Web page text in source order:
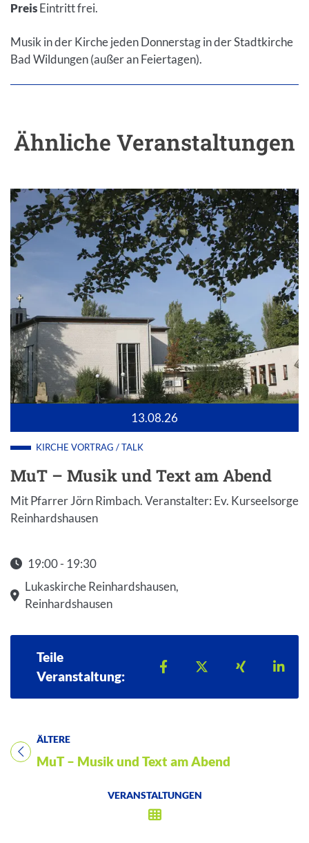
PreisEintritt frei.
Musik in der Kirche jeden Donnerstag in der Stadtkirche
Bad Wildungen (außer an Feiertagen).
Ähnliche Veranstaltungen
13.08.26
KIRCHE VORTRAG / TALK
MuT – Musik und Text am Abend
Mit Pfarrer Jörn Rimbach. Veranstalter: Ev. Kurseelsorge
Reinhardshausen
19:00 - 19:30
Startzeit: 19:00
Lukaskirche Reinhardshausen,
Reinhardshausen
Teile
Veranstaltung:
Teilen auf Facebook
Teilen auf X
Teilen auf
ÄLTERE
Titel für Veranstaltung
MuT – Musik und Text am Abend
VERANSTALTUNGEN